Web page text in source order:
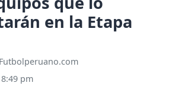
en la Etapa
pm